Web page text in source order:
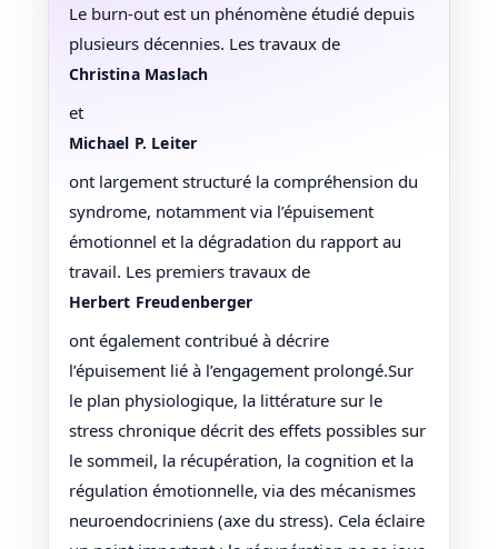
Le burn-out est un phénomène étudié depuis
plusieurs décennies. Les travaux de
Christina Maslach
et
Michael P. Leiter
ont largement structuré la compréhension du
syndrome, notamment via l’épuisement
émotionnel et la dégradation du rapport au
travail. Les premiers travaux de
Herbert Freudenberger
ont également contribué à décrire
l’épuisement lié à l’engagement prolongé.Sur
le plan physiologique, la littérature sur le
stress chronique décrit des effets possibles sur
le sommeil, la récupération, la cognition et la
régulation émotionnelle, via des mécanismes
neuroendocriniens (axe du stress). Cela éclaire